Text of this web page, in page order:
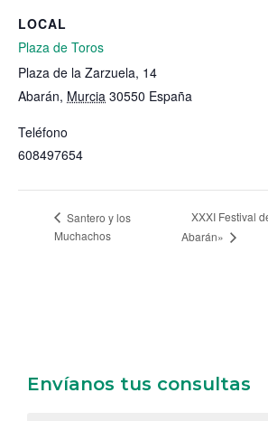
LOCAL
Plaza de Toros
Plaza de la Zarzuela, 14
Abarán, Murcia 30550 España
Teléfono
608497654
Santero y los
Muchachos
XXXI Festival
Abarán»
Envíanos tus consultas